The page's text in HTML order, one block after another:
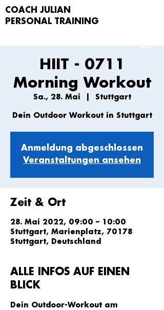
COACH JULIAN
PERSONAL TRAIN
ING
HIIT - 0711
Morning Workout
Sa., 28. Mai Stuttgart
Dein Outdoor Workout in Stuttgart
Anmeldung abgeschlossen
Veranstaltungen ansehen
Zeit & Ort
28. Mai 2022, 09:00 – 10:00
Stuttgart, Marienplatz, 70178
Stuttgart, Deutschland
ALLE INFOS AUF EINEN
BLICK
Dein Outdoor-Workout am